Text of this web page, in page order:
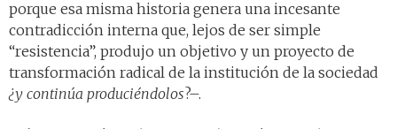
porque esa misma historia genera una incesante
contradicción interna que, lejos de ser simple
“resistencia”, produjo un objetivo y un proyecto de
transformación radical de la institución de la sociedad
¿y continúa produciéndolos?–.